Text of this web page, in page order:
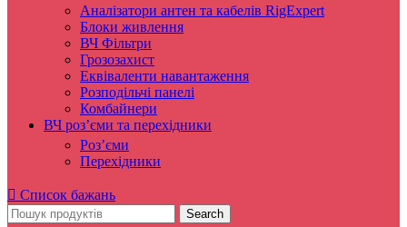
Аналізатори антен та кабелів RigExpert
Блоки живлення
ВЧ Фільтри
Грозозахист
Еквіваленти навантаження
Розподільчі панелі
Комбайнери
ВЧ роз’єми та перехідники
Роз’єми
Перехідники
Список бажань
Search